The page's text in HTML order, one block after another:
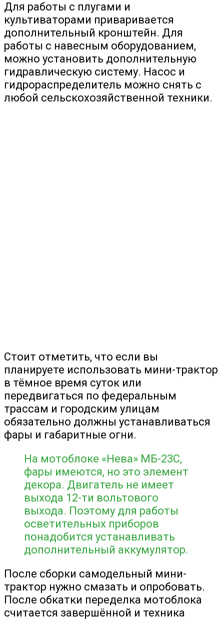
Для работы с плугами и
культиваторами приваривается
дополнительный кронштейн. Для
работы с навесным оборудованием,
можно установить дополнительную
гидравлическую систему. Насос и
гидрораспределитель можно снять с
любой сельскохозяйственной техники.
Стоит отметить, что если вы
планируете использовать мини-трактор
в тёмное время суток или
передвигаться по федеральным
трассам и городским улицам
обязательно должны устанавливаться
фары и габаритные огни.
На мотоблоке «Нева» МБ-23С,
фары имеются, но это элемент
декора. Двигатель не имеет
выхода 12-ти вольтового
выхода. Поэтому для работы
осветительных приборов
понадобится устанавливать
дополнительный аккумулятор.
После сборки самодельный мини-
трактор нужно смазать и опробовать.
После обкатки переделка мотоблока
считается завершённой и техника